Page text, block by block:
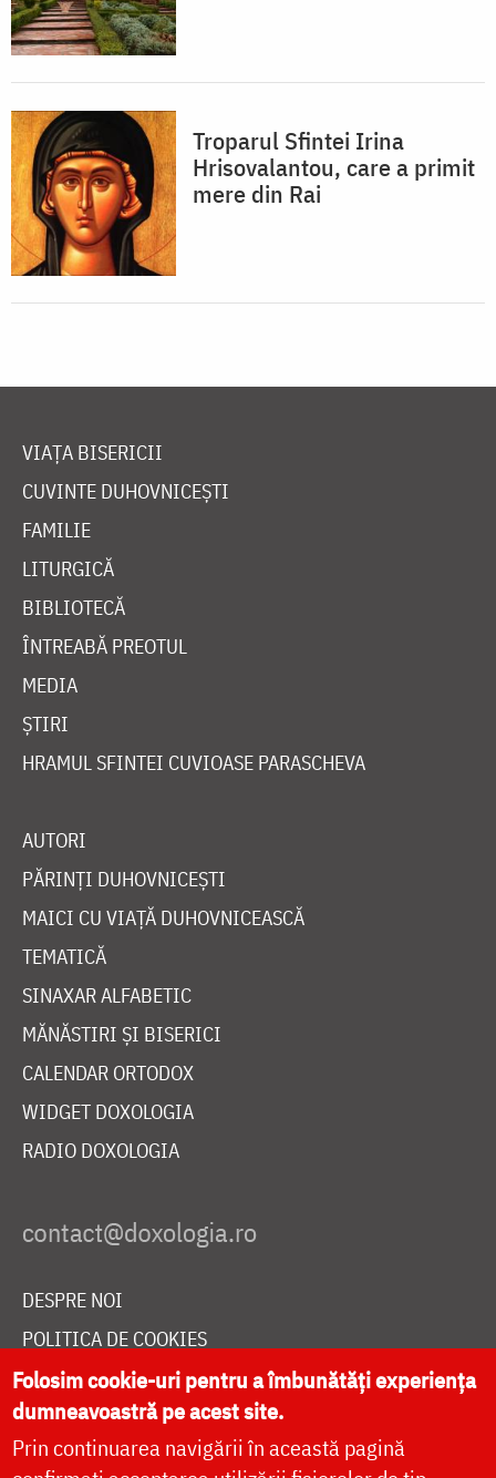
Troparul Sfintei Irina
Hrisovalantou, care a primit
mere din Rai
VIAȚA BISERICII
CUVINTE DUHOVNICEȘTI
FAMILIE
LITURGICĂ
BIBLIOTECĂ
ÎNTREABĂ PREOTUL
MEDIA
ȘTIRI
HRAMUL SFINTEI CUVIOASE PARASCHEVA
AUTORI
PĂRINȚI DUHOVNICEȘTI
MAICI CU VIAȚĂ DUHOVNICEASCĂ
TEMATICĂ
SINAXAR ALFABETIC
MĂNĂSTIRI ȘI BISERICI
CALENDAR ORTODOX
WIDGET DOXOLOGIA
RADIO DOXOLOGIA
DESPRE NOI
POLITICA DE COOKIES
DONEAZĂ ONLINE PENTRU CATEDRALA NAȚIONALĂ
LIVE
Folosim cookie-uri pentru a îmbunătăți experiența
dumneavoastră pe acest site.
Prin continuarea navigării în această pagină